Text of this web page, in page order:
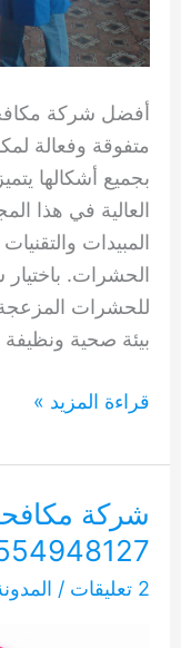
أفضل شركة
متفوقة وفعالة
بجميع أشكالها
العالية في هذا
المبيدات
الحشرات. باختيار
للحشرات
بيئة صحية
أفضل
مكافحة
حشرات
دبي
0554948127
قراءة المزيد »
شركة
2 تعليقات /